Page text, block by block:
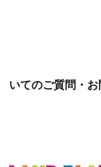
物
いてのご質問・